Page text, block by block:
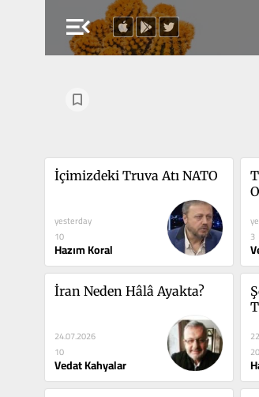
menu_open
İçimizdeki Truva Atı NATO
yesterday
10
Hazım Koral
3
İran Neden Hâlâ Ayakta?
24.07.2026
10
Vedat Kahyalar
20